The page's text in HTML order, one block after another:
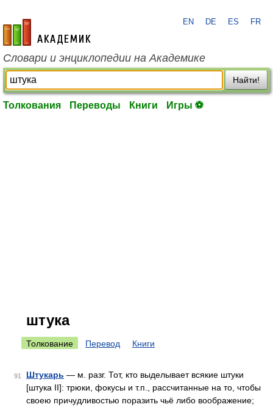
academic.ru
EN DE ES FR
Словари и энциклопедии на Академике
Найти!
Толкования Переводы Книги Игры ⚽
штука
Толкование Перевод Книги
91 Штукарь — м. разг. Тот, кто выделывает всякие штуки
[штука II]: трюки, фокусы и т.п., рассчитанные на то, чтобы
своею причудливостью поразить чьё либо воображение;